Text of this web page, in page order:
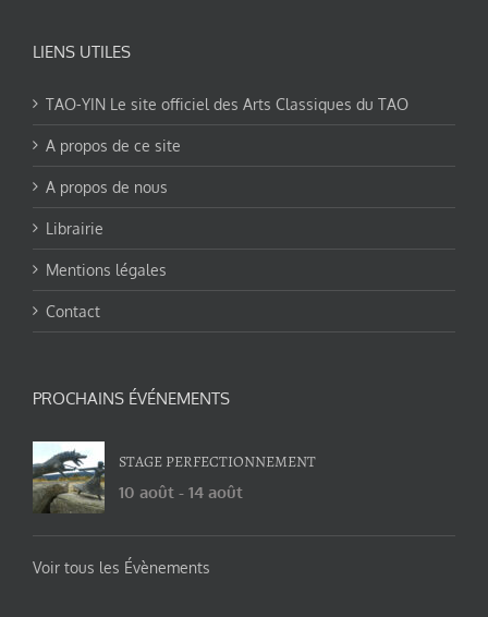
LIENS UTILES
TAO-YIN Le site officiel des Arts Classiques du TAO
A propos de ce site
A propos de nous
Librairie
Mentions légales
Contact
PROCHAINS ÉVÉNEMENTS
STAGE PERFECTIONNEMENT
10 août - 14 août
Voir tous les Évènements